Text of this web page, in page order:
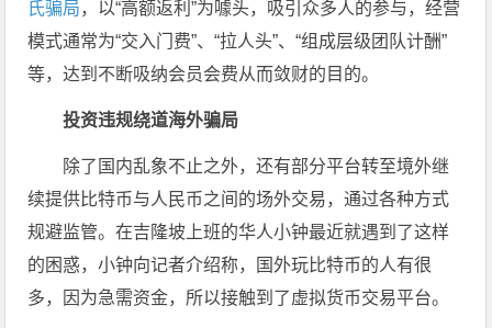
氏骗局，以“高额返利”为噱头，吸引众多人的参与，经营
模式通常为“交入门费”、“拉人头”、“组成层级团队计酬”
等，达到不断吸纳会员会费从而敛财的目的。
投资违规绕道海外骗局
除了国内乱象不止之外，还有部分平台转至境外继
续提供比特币与人民币之间的场外交易，通过各种方式
规避监管。在吉隆坡上班的华人小钟最近就遇到了这样
的困惑，小钟向记者介绍称，国外玩比特币的人有很
多，因为急需资金，所以接触到了虚拟货币交易平台。